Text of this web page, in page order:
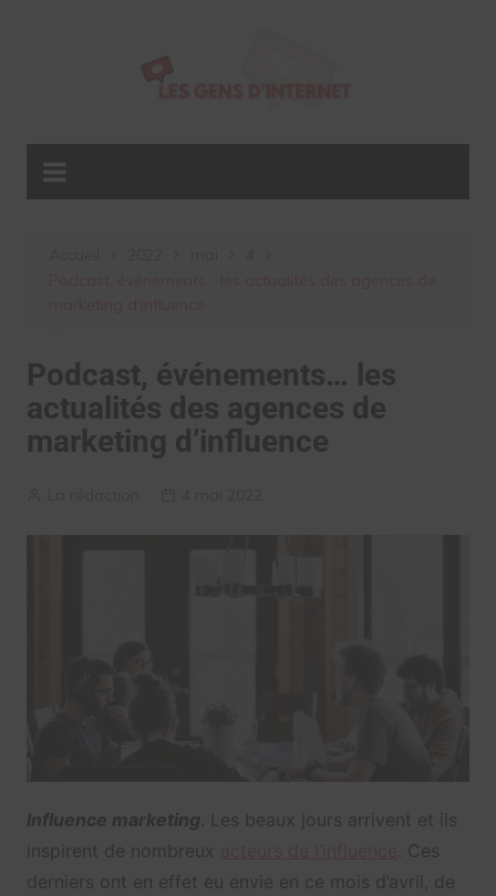
Podcast, événements… les
actualités des agences de
marketing d’influence
Influence marketing . Les beaux jours arrivent et ils
inspirent de nombreux
. Ces
derniers ont en effet eu envie en ce mois d’avril, de